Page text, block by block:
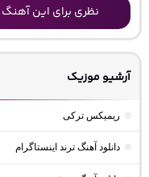
نظری برای این
آرشیو موزیک
ریمیکس ترکی
دانلود آهنگ ترند اینستاگرام